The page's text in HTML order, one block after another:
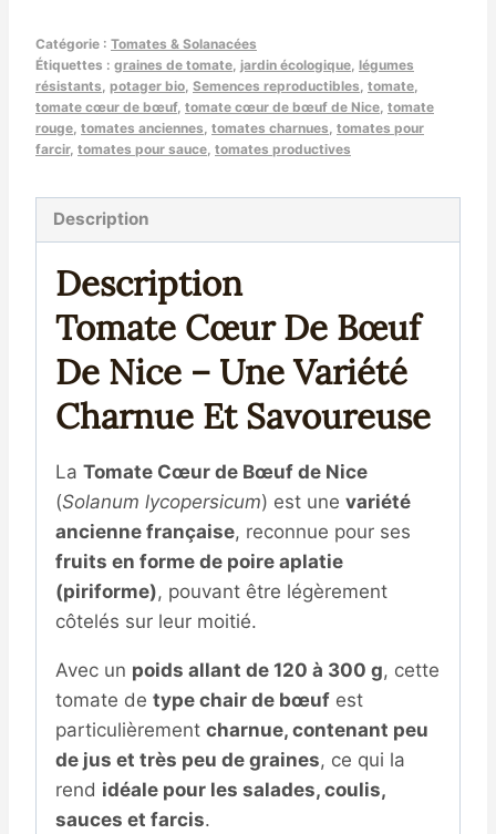
Nice
(Solanum
lycopersicum)
Catégorie : Tomates & Solanacées
Étiquettes : graines de tomate jardin écologique légumes
résistants potager bio Semences reproductibles tomate
tomate cœur de bœuf, tomate cœur de bœuf de Nice tomate
rouge tomates anciennes tomates charnues tomates pour
farcir, tomates pour sauce tomates productives
Description
Description
Tomate Cœur De Bœuf
De Nice – Une Variété
Charnue Et Savoureuse
La Tomate Cœur de Bœuf de Nice
(Solanum lycopersicum) est une variété
ancienne française, reconnue pour ses
fruits en forme de poire aplatie
(piriforme), pouvant être légèrement
côtelés sur leur moitié.
Avec un poids allant de 120 à 300 g, cette
tomate de type chair de bœuf est
particulièrement charnue, contenant peu
de jus et très peu de graines, ce qui la
rend idéale pour les salades, coulis,
sauces et farcis.